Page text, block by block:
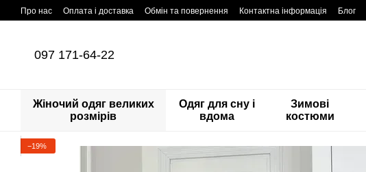
Перейти до основного контенту
Про нас Оплата і доставка Обмін та повернення Контактна інформація Блог
097 171-64-22
Жіночий одяг великих
розмірів
Одяг для сну і
вдома
Зимові
костюми
−19%